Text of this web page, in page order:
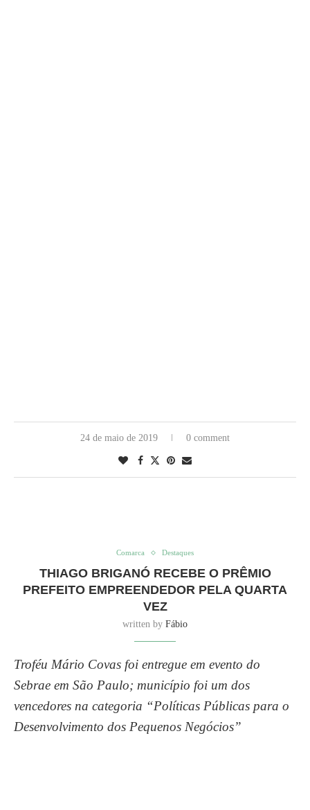
24 de maio de 2019 0 comment
Comarca Destaques
THIAGO BRIGANÓ RECEBE O PRÊMIO
PREFEITO EMPREENDEDOR PELA QUARTA
VEZ
written by Fábio
Troféu Mário Covas foi entregue em evento do
Sebrae em São Paulo; município foi um dos
vencedores na categoria “Políticas Públicas para o
Desenvolvimento dos Pequenos Negócios”